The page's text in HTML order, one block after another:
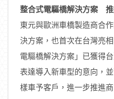
整合式電驅橋解決方案
東元與歐洲車橋製造商合
決方案，也首次在台灣亮
電驅橋解決方案」已獲得
表達導入新車型的意向，
樣車予客戶，進一步推進